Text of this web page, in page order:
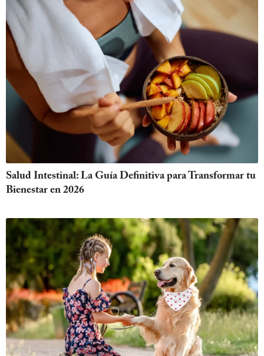
Salud Intestinal: La Guía Definitiva para Transformar tu
Bienestar en 2026